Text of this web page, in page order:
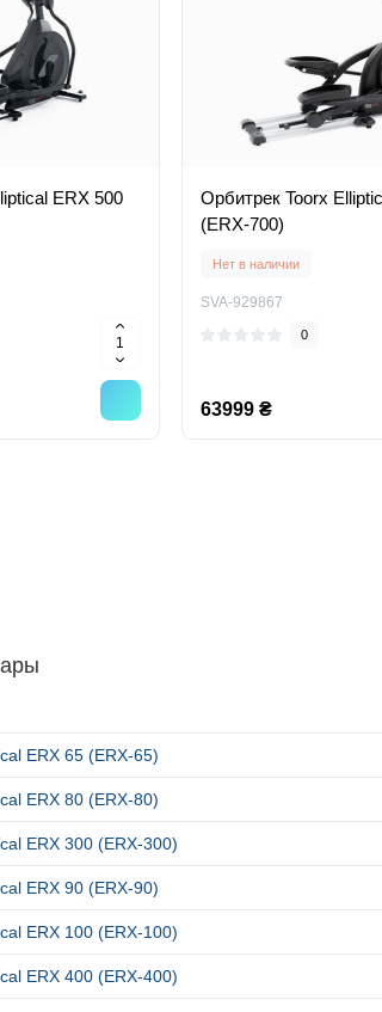
ERX 500
Орбитрек Toorx
(ERX-700)
Нет в наличии
SVA-929867
0
63999 ₴
ERX 65 (ERX-65)
ERX 80 (ERX-80)
ERX 300 (ERX-300)
ERX 90 (ERX-90)
ERX 100 (ERX-100)
ERX 400 (ERX-400)